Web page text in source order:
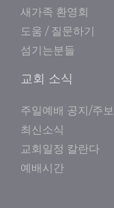
새가족 환영회
도움 / 질문하기
섬기는분들
교회 소식
주일예배 공지/주보
최신소식
교회일정 칼란다
예배시간